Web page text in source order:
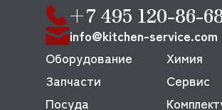
+7 495 120-86-
info@kitchen-service.com
Оборудование
Запчасти
Посуда
Химия
Сервис